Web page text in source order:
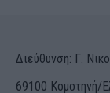
Διεύθυνση: Γ.
69100 Κομοτηνή/